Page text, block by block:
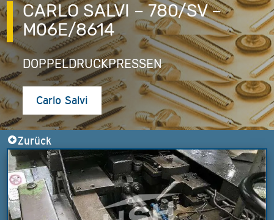
CARLO SALVI – 780/SV –
M06E/8614
DOPPELDRUCKPRESSEN
Carlo Salvi
Zurück